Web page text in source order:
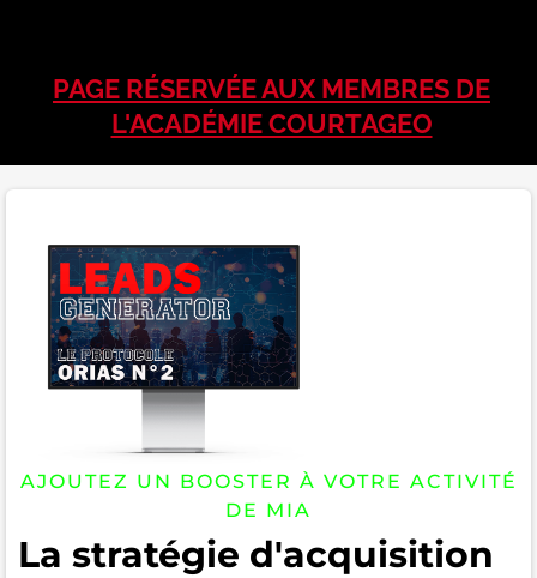
PAGE RÉSERVÉE AUX MEMBRES DE
L'ACADÉMIE COURTAGEO
AJOUTEZ UN BOOSTER À VOTRE ACTIVITÉ
DE MIA
La stratégie d'acquisition